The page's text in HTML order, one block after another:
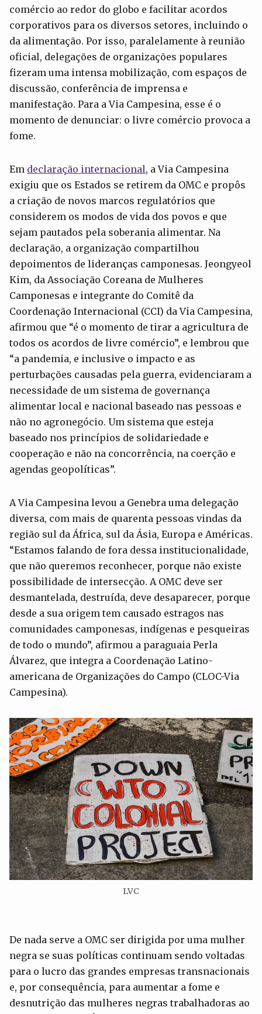
comércio ao redor do globo e facilitar acordos
corporativos para os diversos setores, incluindo o
da alimentação. Por isso, paralelamente à reunião
oficial, delegações de organizações populares
fizeram uma intensa mobilização, com espaços de
discussão, conferência de imprensa e
manifestação. Para a Via Campesina, esse é o
momento de denunciar: o livre comércio provoca a
fome.
Em declaração internacional, a Via Campesina
exigiu que os Estados se retirem da OMC e propôs
a criação de novos marcos regulatórios que
considerem os modos de vida dos povos e que
sejam pautados pela soberania alimentar. Na
declaração, a organização compartilhou
depoimentos de lideranças camponesas. Jeongyeol
Kim, da Associação Coreana de Mulheres
Camponesas e integrante do Comitê da
Coordenação Internacional (CCI) da Via Campesina,
afirmou que “é o momento de tirar a agricultura de
todos os acordos de livre comércio”, e lembrou que
“a pandemia, e inclusive o impacto e as
perturbações causadas pela guerra, evidenciaram a
necessidade de um sistema de governança
alimentar local e nacional baseado nas pessoas e
não no agronegócio. Um sistema que esteja
baseado nos princípios de solidariedade e
cooperação e não na concorrência, na coerção e
agendas geopolíticas”.
A Via Campesina levou a Genebra uma delegação
diversa, com mais de quarenta pessoas vindas da
região sul da África, sul da Ásia, Europa e Américas.
“Estamos falando de fora dessa institucionalidade,
que não queremos reconhecer, porque não existe
possibilidade de intersecção. A OMC deve ser
desmantelada, destruída, deve desaparecer, porque
desde a sua origem tem causado estragos nas
comunidades camponesas, indígenas e pesqueiras
de todo o mundo”, afirmou a paraguaia Perla
Álvarez, que integra a Coordenação Latino-
americana de Organizações do Campo (CLOC-Via
Campesina).
LVC
De nada serve a OMC ser dirigida por uma mulher
negra se suas políticas continuam sendo voltadas
para o lucro das grandes empresas transnacionais
e, por consequência, para aumentar a fome e
desnutrição das mulheres negras trabalhadoras ao